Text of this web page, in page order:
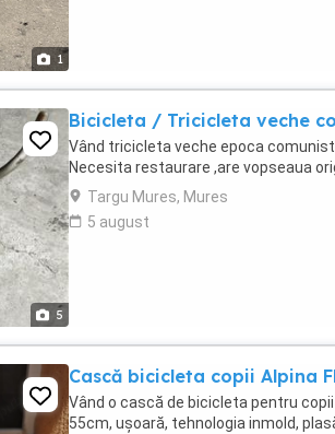
1
5
Bicicleta / Tricicleta veche
Vând tricicleta veche epoca
Necesita restaurare ,are vopseaua
Targu Mures, Mures
5 august
Cască bicicleta copii Alpina
Vând o cască de bicicleta pentru
55cm, ușoară, tehnologia inmold,